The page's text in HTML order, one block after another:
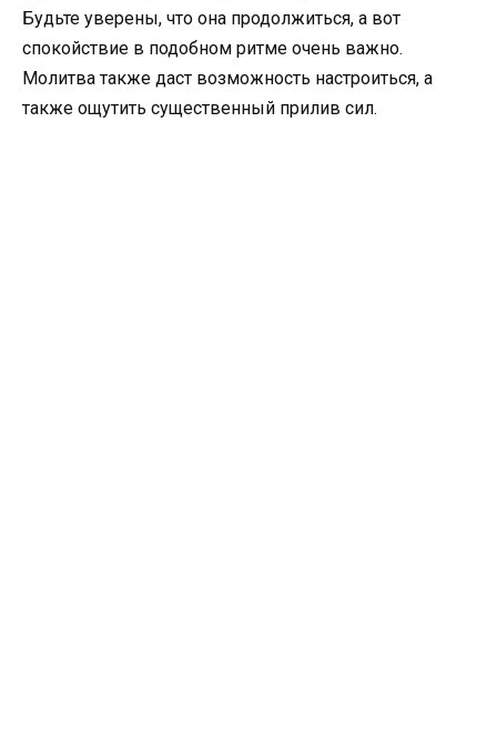
Будьте уверены, что она продолжиться, а вот
спокойствие в подобном ритме очень важно.
Молитва также даст возможность настроиться, а
также ощутить существенный прилив сил.